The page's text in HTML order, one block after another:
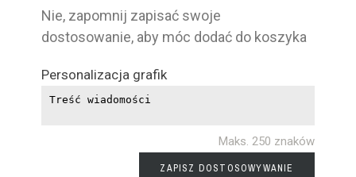
Nie, zapomnij zapisać swoje
dostosowanie, aby móc dodać do koszyka
Personalizacja grafik
Maks. 250 znaków
ZAPISZ DOSTOSOWYWANIE